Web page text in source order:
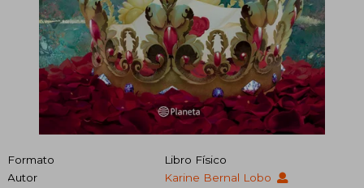
Formato
Libro Físico
Autor
Karine Bernal Lobo